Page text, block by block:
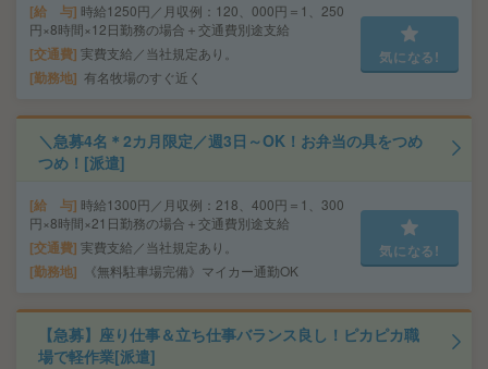
給 与 時給1250円／月収例：120、000円＝1、250
円×8時間×12日勤務の場合＋交通費別途支給
交通費 実費支給／当社規定あり。
勤務地 有名牧場のすぐ近く
気になる!
＼急募4名＊2カ月限定／週3日～OK！お弁当の具をつめ
つめ！[派遣]
給 与 時給1300円／月収例：218、400円＝1、300
円×8時間×21日勤務の場合＋交通費別途支給
交通費 実費支給／当社規定あり。
勤務地 《無料駐車場完備》マイカー通勤OK
気になる!
【急募】座り仕事＆立ち仕事バランス良し！ピカピカ職
場で軽作業[派遣]